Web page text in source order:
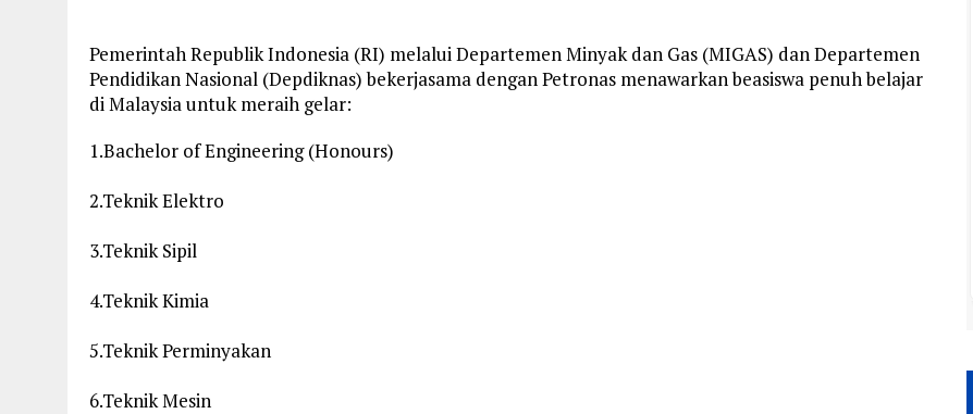
Pemerintah Republik Indonesia (RI) melalui Departemen Minyak dan Gas (MIGAS) dan Departemen
Pendidikan Nasional (Depdiknas) bekerjasama dengan Petronas menawarkan beasiswa penuh belajar
di Malaysia untuk meraih gelar:
1.Bachelor of Engineering (Honours)
2.Teknik Elektro
3.Teknik Sipil
4.Teknik Kimia
5.Teknik Perminyakan
6.Teknik Mesin